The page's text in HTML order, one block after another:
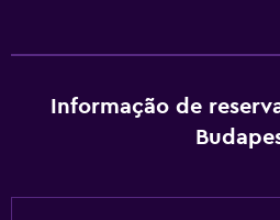
Aquecimento
Acessibilidade e conveniência
Informação de